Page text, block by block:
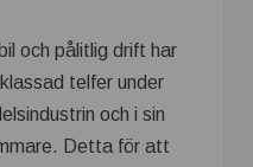
och pålitlig drift har
telfer under
och i sin
Detta för att